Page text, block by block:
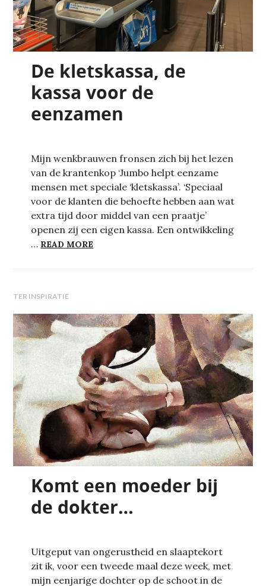
De kletskassa, de
kassa voor de
eenzamen
Mijn wenkbrauwen fronsen zich bij het lezen
van de krantenkop ‘Jumbo helpt eenzame
mensen met speciale ‘kletskassa’. ‘Speciaal
voor de klanten die behoefte hebben aan wat
extra tijd door middel van een praatje’
openen zij een eigen kassa. Een ontwikkeling
… READ MORE
TER INSPIRATIE
Komt een moeder bij
de dokter…
Uitgeput van ongerustheid en slaaptekort
zit ik, voor een tweede maal deze week, met
mijn eenjarige dochter op de schoot in de